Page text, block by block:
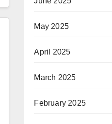
May 2025
April 2025
March 2025
February 2025